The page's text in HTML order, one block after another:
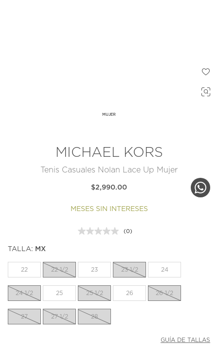
MUJER
MICHAEL KORS
Tenis Casuales Nolan Lace Up Mujer
$2,990.00
MESES SIN INTERESES
Sin
la
misma
(0)
TALLA: MX
22 22 1/2 23 23 1/2 24
24 1/2 25 25 1/2 26 26 1/2
27 27 1/2 28
GUÍA DE TALLAS